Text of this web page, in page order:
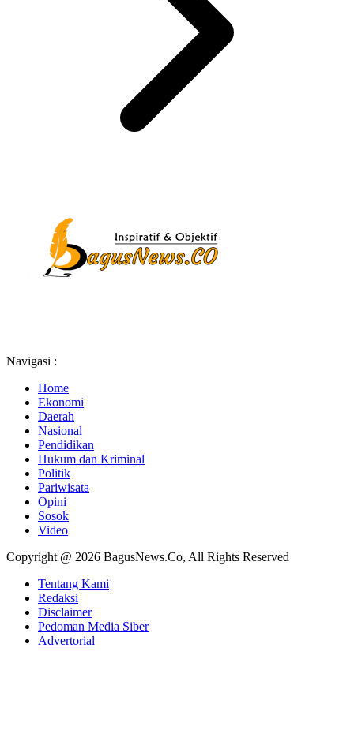
Navigasi :
Home
Ekonomi
Daerah
Nasional
Pendidikan
Hukum dan Kriminal
Politik
Pariwisata
Opini
Sosok
Video
Copyright @ 2026 BagusNews.Co, All Rights Reserved
Tentang Kami
Redaksi
Disclaimer
Pedoman Media Siber
Advertorial